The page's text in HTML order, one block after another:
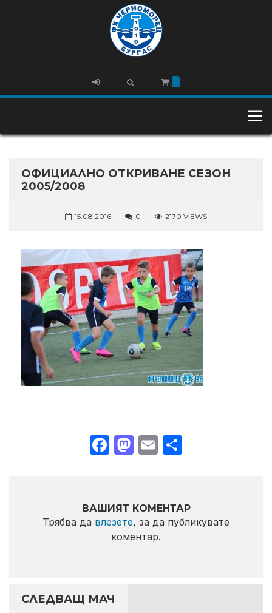
ОФИЦИАЛНО ОТКРИВАНЕ СЕЗОН
2005/2008
15.08.2016 0 2170 VIEWS
Facebook
Mastodon
Email
ВАШИЯТ КОМЕНТАР
Трябва да влезете, за да публикувате
коментар.
СЛЕДВАЩ МАЧ